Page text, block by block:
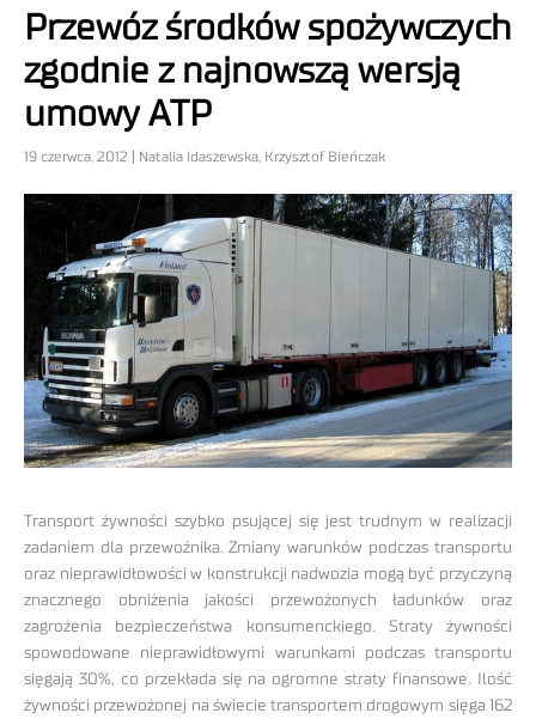
Przewóz środków spożywczych
zgodnie z najnowszą wersją
umowy ATP
19 czerwca, 2012 | Natalia Idaszewska, Krzysztof Bieńczak
Transport żywności szybko psującej się jest trudnym w realizacji
zadaniem dla przewoźnika. Zmiany warunków podczas transportu
oraz nieprawidłowości w konstrukcji nadwozia mogą być przyczyną
znacznego obniżenia jakości przewożonych ładunków oraz
zagrożenia bezpieczeństwa konsumenckiego. Straty żywności
spowodowane nieprawidłowymi warunkami podczas transportu
sięgają 30%, co przekłada się na ogromne straty finansowe. Ilość
żywności przewożonej na świecie transportem drogowym sięga 162